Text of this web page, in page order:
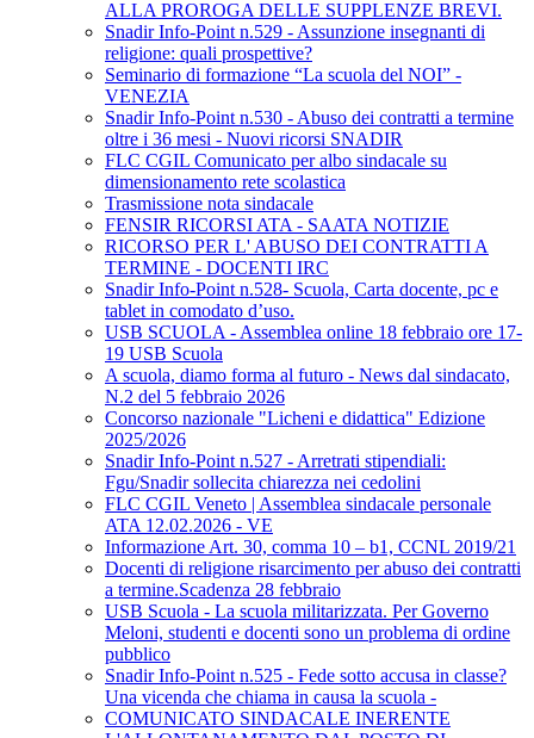
ALLA PROROGA DELLE SUPPLENZE BREVI.
Snadir Info-Point n.529 - Assunzione insegnanti di
religione: quali prospettive?
Seminario di formazione “La scuola del NOI” -
VENEZIA
Snadir Info-Point n.530 - Abuso dei contratti a termine
oltre i 36 mesi - Nuovi ricorsi SNADIR
FLC CGIL Comunicato per albo sindacale su
dimensionamento rete scolastica
Trasmissione nota sindacale
FENSIR RICORSI ATA - SAATA NOTIZIE
RICORSO PER L' ABUSO DEI CONTRATTI A
TERMINE - DOCENTI IRC
Snadir Info-Point n.528- Scuola, Carta docente, pc e
tablet in comodato d’uso.
USB SCUOLA - Assemblea online 18 febbraio ore 17-
19 USB Scuola
A scuola, diamo forma al futuro - News dal sindacato,
N.2 del 5 febbraio 2026
Concorso nazionale "Licheni e didattica" Edizione
2025/2026
Snadir Info-Point n.527 - Arretrati stipendiali:
Fgu/Snadir sollecita chiarezza nei cedolini
FLC CGIL Veneto | Assemblea sindacale personale
ATA 12.02.2026 - VE
Informazione Art. 30, comma 10 – b1, CCNL 2019/21
Docenti di religione risarcimento per abuso dei contratti
a termine.Scadenza 28 febbraio
USB Scuola - La scuola militarizzata. Per Governo
Meloni, studenti e docenti sono un problema di ordine
pubblico
Snadir Info-Point n.525 - Fede sotto accusa in classe?
Una vicenda che chiama in causa la scuola -
COMUNICATO SINDACALE INERENTE